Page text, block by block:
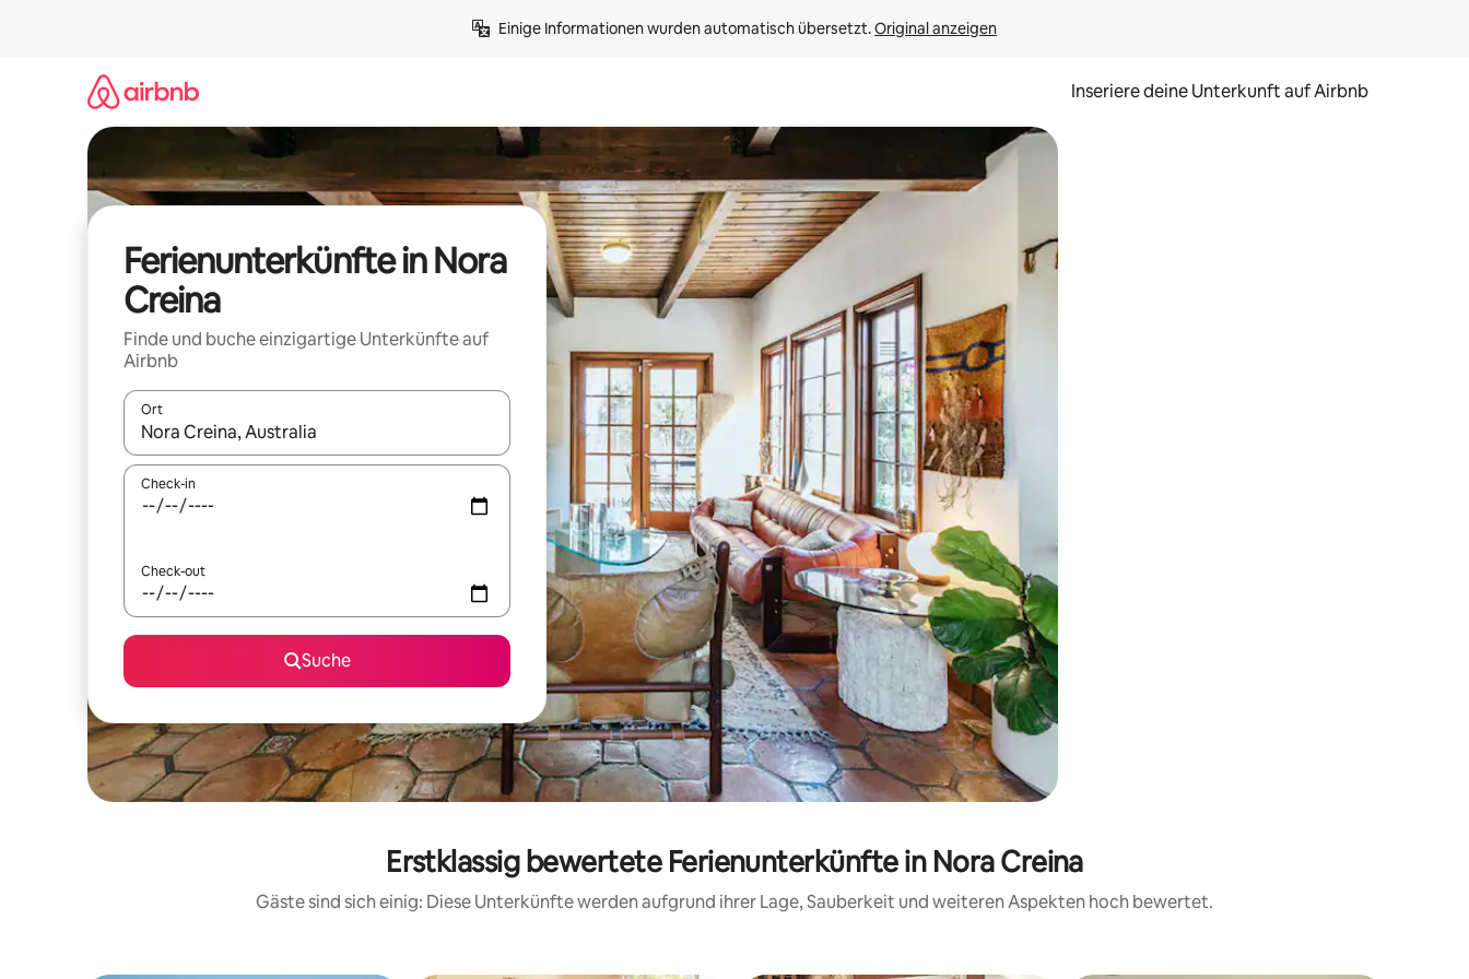
Einige Informationen wurden automatisch übersetzt. Original anzeigen
Inseriere deine Unterkunft auf Airbnb
Ferienunterkünfte in Nora
Creina
Finde und buche einzigartige Unterkünfte auf
Airbnb
Ort
Wenn Ergebnisse verfügbar sind, navigiere mit den Pfeiltasten nach oben und unten oder erkunde die Ergebnisse durch Berühren oder Wischgesten.
Check-in
Check-out
Suche
Erstklassig bewertete Ferienunterkünfte in Nora Creina
Gäste sind sich einig: Diese Unterkünfte werden aufgrund ihrer Lage, Sauberkeit und weiteren Aspekten hoch bewertet.